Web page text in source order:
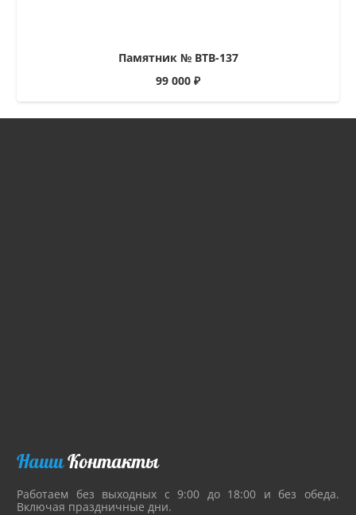
Памятник № ВТВ-137
99 000 ₽
НашиКонтакты
Работаем без выходных с 9:00 до 18:00 и без обеда.
Включая праздничные дни.